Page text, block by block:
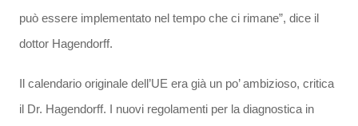
può essere implementato nel tempo che ci rimane”, dice il
dottor Hagendorff.
Il calendario originale dell’UE era già un po’ ambizioso, critica
il Dr. Hagendorff. I nuovi regolamenti per la diagnostica in